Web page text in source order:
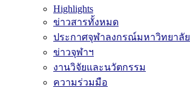
Highlights
ข่าวสารทั้งหมด
ประกาศจุฬาลงกรณ์มหาวิทยาลัย
ข่าวจุฬาฯ
งานวิจัยและนวัตกรรม
ความร่วมมือ